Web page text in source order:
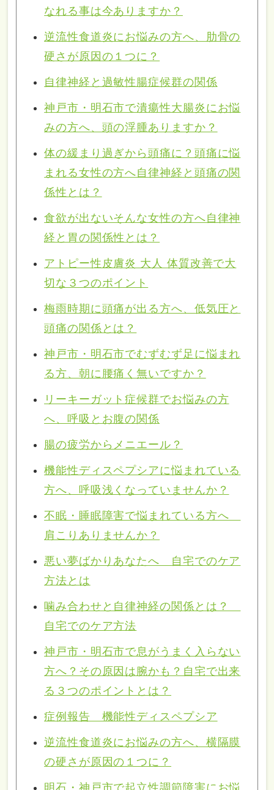
なれる事は今ありますか？
逆流性食道炎にお悩みの方へ、肋骨の
硬さが原因の１つに？
自律神経と過敏性腸症候群の関係
神戸市・明石市で潰瘍性大腸炎にお悩
みの方へ、頭の浮腫ありますか？
体の緩まり過ぎから頭痛に？頭痛に悩
まれる女性の方へ自律神経と頭痛の関
係性とは？
食欲が出ないそんな女性の方へ自律神
経と胃の関係性とは？
アトピー性皮膚炎 大人 体質改善で大
切な３つのポイント
梅雨時期に頭痛が出る方へ、低気圧と
頭痛の関係とは？
神戸市・明石市でむずむず足に悩まれ
る方、朝に腰痛く無いですか？
リーキーガット症候群でお悩みの方
へ、呼吸とお腹の関係
腸の疲労からメニエール？
機能性ディスペプシアに悩まれている
方へ、呼吸浅くなっていませんか？
不眠・睡眠障害で悩まれている方へ
肩こりありませんか？
悪い夢ばかりあなたへ 自宅でのケア
方法とは
噛み合わせと自律神経の関係とは？
自宅でのケア方法
神戸市・明石市で息がうまく入らない
方へ？その原因は腕かも？自宅で出来
る３つのポイントとは？
症例報告 機能性ディスペプシア
逆流性食道炎にお悩みの方へ、横隔膜
の硬さが原因の１つに？
明石・神戸市で起立性調節障害にお悩